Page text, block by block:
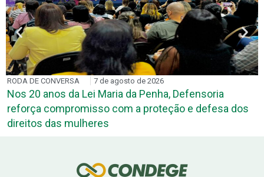
RODA DE CONVERSA 7 de agosto de 2026
Nos 20 anos da Lei Maria da Penha, Defensoria
reforça compromisso com a proteção e defesa dos
direitos das mulheres